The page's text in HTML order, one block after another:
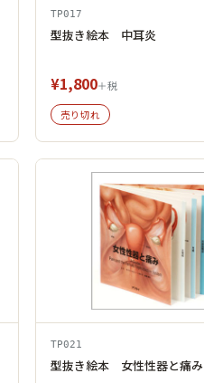
TP017
型抜き絵本 中耳炎
¥1,800＋税
売り切れ
TP021
型抜き絵本 女性性器と痛み